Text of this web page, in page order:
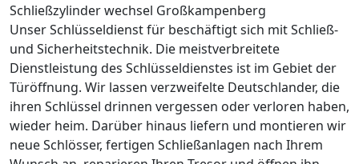
Schließzylinder wechsel Großkampenberg
Unser Schlüsseldienst für beschäftigt sich mit Schließ-
und Sicherheitstechnik. Die meistverbreitete
Dienstleistung des Schlüsseldienstes ist im Gebiet der
Türöffnung. Wir lassen verzweifelte Deutschlander, die
ihren Schlüssel drinnen vergessen oder verloren haben,
wieder heim. Darüber hinaus liefern und montieren wir
neue Schlösser, fertigen Schließanlagen nach Ihrem